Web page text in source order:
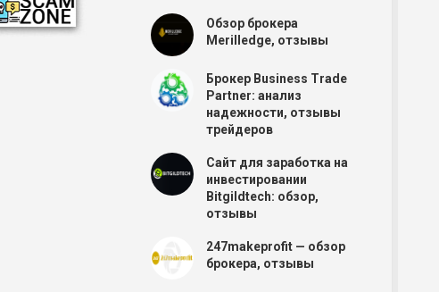
Обзор брокера
Merilledge, отзывы
Брокер Business Trade
Partner: анализ
надежности, отзывы
трейдеров
Сайт для заработка на
инвестировании
Bitgildtech: обзор,
отзывы
247makeprofit — обзор
брокера, отзывы